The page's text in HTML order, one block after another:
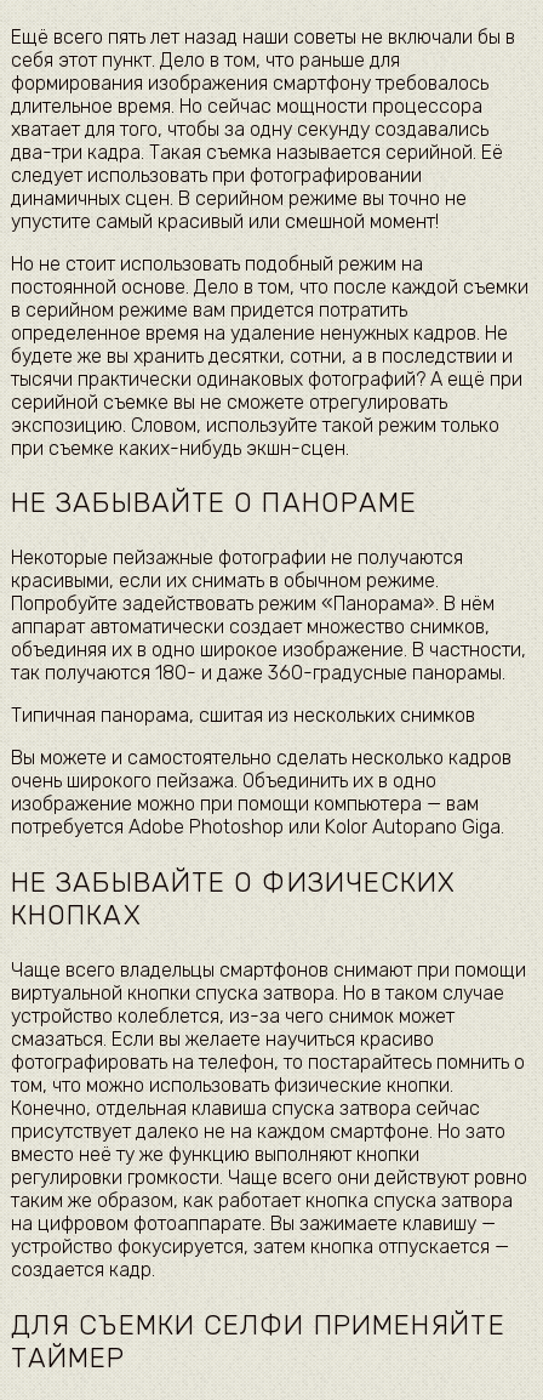
Ещё всего пять лет назад наши советы не включали бы в
себя этот пункт. Дело в том, что раньше для
формирования изображения смартфону требовалось
длительное время. Но сейчас мощности процессора
хватает для того, чтобы за одну секунду создавались
два-три кадра. Такая съемка называется серийной. Её
следует использовать при фотографировании
динамичных сцен. В серийном режиме вы точно не
упустите самый красивый или смешной момент!
Но не стоит использовать подобный режим на
постоянной основе. Дело в том, что после каждой съемки
в серийном режиме вам придется потратить
определенное время на удаление ненужных кадров. Не
будете же вы хранить десятки, сотни, а в последствии и
тысячи практически одинаковых фотографий? А ещё при
серийной съемке вы не сможете отрегулировать
экспозицию. Словом, используйте такой режим только
при съемке каких-нибудь экшн-сцен.
НЕ ЗАБЫВАЙТЕ О ПАНОРАМЕ
Некоторые пейзажные фотографии не получаются
красивыми, если их снимать в обычном режиме.
Попробуйте задействовать режим «Панорама». В нём
аппарат автоматически создает множество снимков,
объединяя их в одно широкое изображение. В частности,
так получаются 180- и даже 360-градусные панорамы.
Типичная панорама, сшитая из нескольких снимков
Вы можете и самостоятельно сделать несколько кадров
очень широкого пейзажа. Объединить их в одно
изображение можно при помощи компьютера — вам
потребуется Adobe Photoshop или Kolor Autopano Giga.
НЕ ЗАБЫВАЙТЕ О ФИЗИЧЕСКИХ
КНОПКАХ
Чаще всего владельцы смартфонов снимают при помощи
виртуальной кнопки спуска затвора. Но в таком случае
устройство колеблется, из-за чего снимок может
смазаться. Если вы желаете научиться красиво
фотографировать на телефон, то постарайтесь помнить о
том, что можно использовать физические кнопки.
Конечно, отдельная клавиша спуска затвора сейчас
присутствует далеко не на каждом смартфоне. Но зато
вместо неё ту же функцию выполняют кнопки
регулировки громкости. Чаще всего они действуют ровно
таким же образом, как работает кнопка спуска затвора
на цифровом фотоаппарате. Вы зажимаете клавишу —
устройство фокусируется, затем кнопка отпускается —
создается кадр.
ДЛЯ СЪЕМКИ СЕЛФИ ПРИМЕНЯЙТЕ
ТАЙМЕР